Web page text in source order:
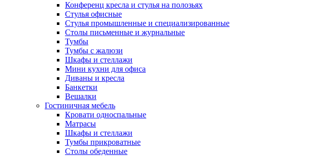
Конференц кресла и стулья на полозьях
Стулья офисные
Стулья промышленные и специализированные
Столы письменные и журнальные
Тумбы
Тумбы с жалюзи
Шкафы и стеллажи
Мини кухни для офиса
Диваны и кресла
Банкетки
Вешалки
Гостиничная мебель
Кровати односпальные
Матрасы
Шкафы и стеллажи
Тумбы прикроватные
Столы обеденные